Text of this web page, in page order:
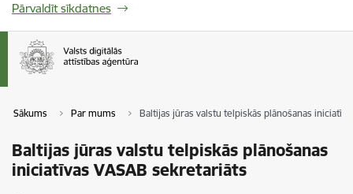
Pārvaldīt sīkdatnes
Sākums Par mums Baltijas jūras valstu telpiskās plānošanas
Baltijas jūras valstu telpiskās plānošanas
iniciatīvas VASAB sekretariāts